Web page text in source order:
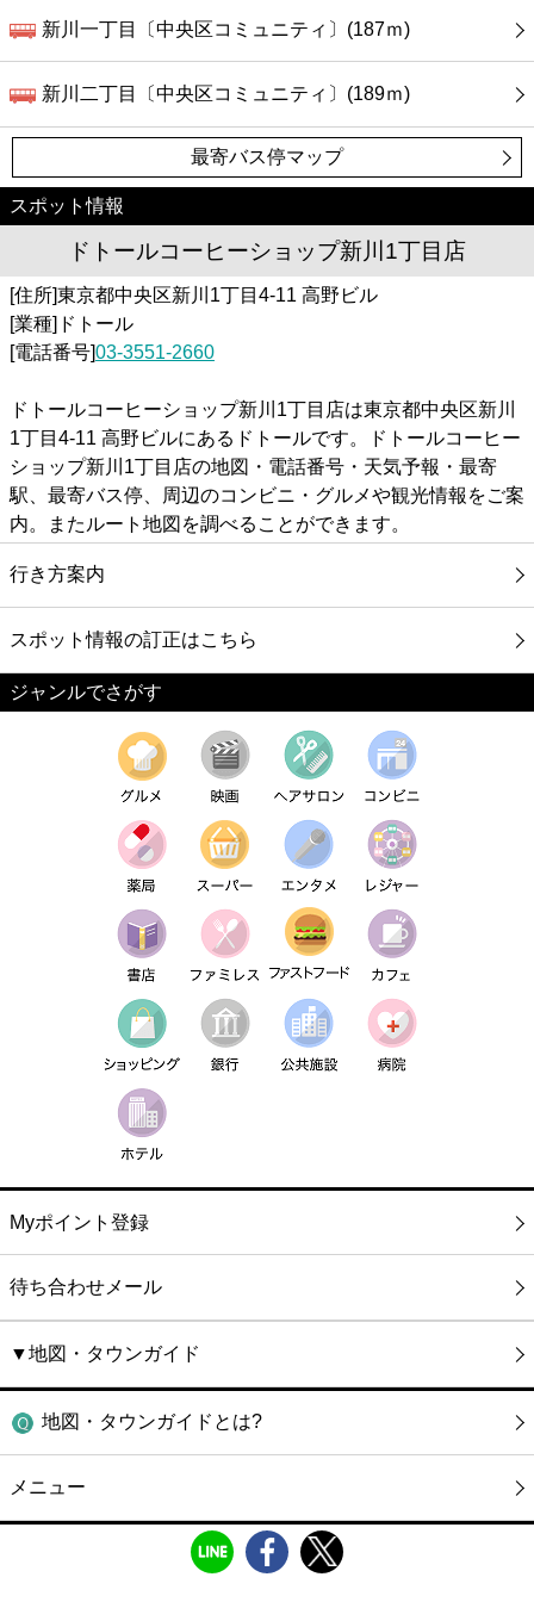
新川一丁目〔中央区コミュニティ〕(187ｍ)
新川二丁目〔中央区コミュニティ〕(189ｍ)
最寄バス停マップ
スポット情報
ドトールコーヒーショップ新川1丁目店
[住所]東京都中央区新川1丁目4-11 高野ビル
[業種]ドトール
[電話番号]03-3551-2660
ドトールコーヒーショップ新川1丁目店は東京都中央区新川
1丁目4-11 高野ビルにあるドトールです。ドトールコーヒー
ショップ新川1丁目店の地図・電話番号・天気予報・最寄
駅、最寄バス停、周辺のコンビニ・グルメや観光情報をご案
内。またルート地図を調べることができます。
行き方案内
スポット情報の訂正はこちら
ジャンルでさがす
Myポイント登録
待ち合わせメール
▼地図・タウンガイド
地図・タウンガイドとは?
メニュー